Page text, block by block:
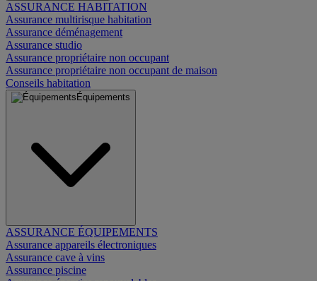
ASSURANCE HABITATION
Assurance multirisque habitation
Assurance déménagement
Assurance studio
Assurance propriétaire non occupant
Assurance propriétaire non occupant de maison
Conseils habitation
Équipements
ASSURANCE ÉQUIPEMENTS
Assurance appareils électroniques
Assurance cave à vins
Assurance piscine